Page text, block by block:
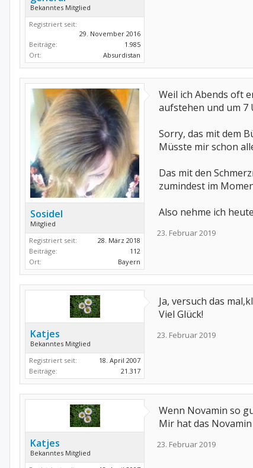
Bekanntes Mitglied
Registriert seit:
29. November 2016
Beiträge:
1.985
Ort:
Absurdistan
Sosidel
Mitglied
Registriert seit:
28. März 2018
Beiträge:
112
Ort:
Bayern
Weil ich Abends oft
aufstehen und um 7
Sorry, das mit dem
Müsste mir schon
Das mit den
zumindest im
Also nehme ich
23. Februar 2019
Katjes
Bekanntes Mitglied
Registriert seit:
18. April 2007
Beiträge:
21.317
Ja, versuch das
Viel Glück!
23. Februar 2019
Katjes
Bekanntes Mitglied
Wenn Novamin so
Mir hat das
23. Februar 2019